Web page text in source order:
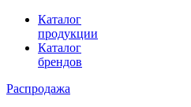
Каталог
продукции
Каталог
брендов
Распродажа